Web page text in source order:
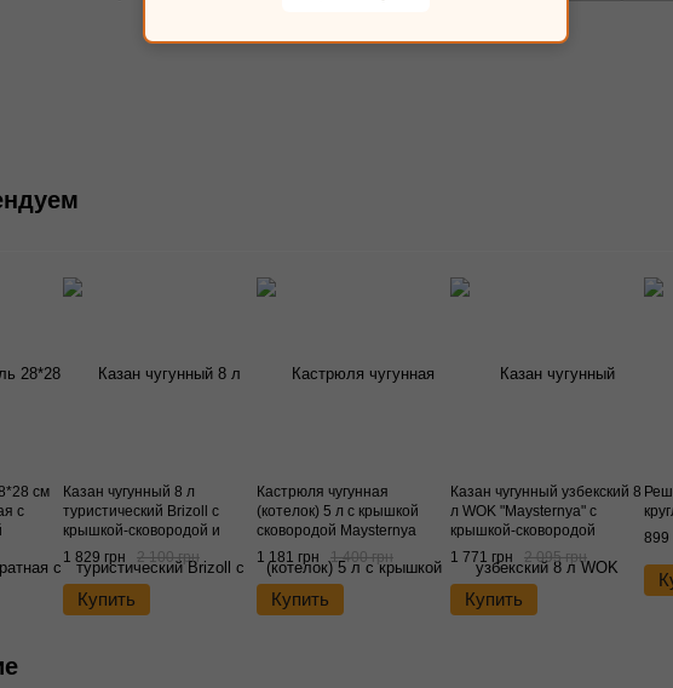
см
с
Казан чугунный 8 л
туристический Brizoll с
крышкой-сковородой и
дужкой
1 829 грн 2 100 грн
Купить
Кастрюля чугунная
(котелок) 5 л с крышкой
сковородой Maysternya
1 181 грн
1 400 грн
Купить
Казан чугунный узбекский 8
л WOK "Maysternya" с
крышкой-сковородой
1 771 грн
2 095 грн
Купить
899